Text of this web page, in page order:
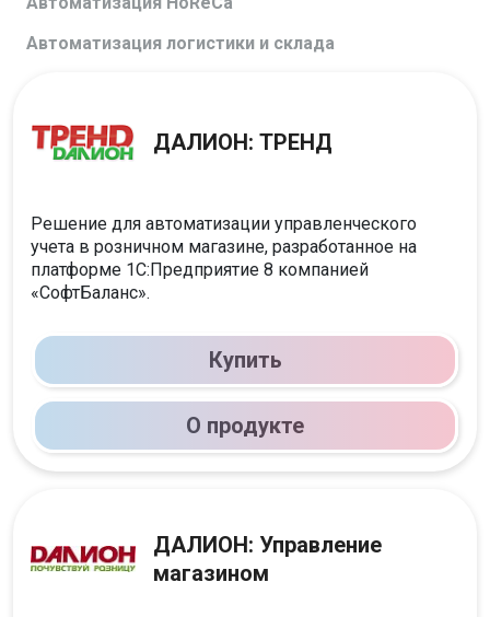
Автоматизация логистики и склада
ДАЛИОН: ТРЕНД
Решение для автоматизации управленческого
учета в розничном магазине, разработанное на
платформе 1С:Предприятие 8 компанией
«СофтБаланс».
Купить
О продукте
ДАЛИОН: Управление
магазином